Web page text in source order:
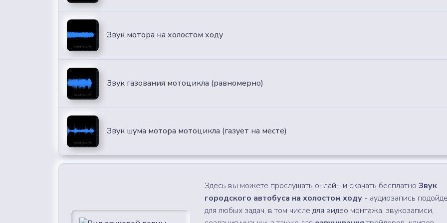
Звук мотора на холостом ходу
Звук газования мотоцикла (равномерно)
Звук шума мотора мотоцикла (газует на месте)
Здесь вы можете прослушать онлайн и скачать бесплатноЗвук
городского автобуса на холостом ходу - аудиозапись
для любых задач, в том числе для видео монтажа, звукозаписи,